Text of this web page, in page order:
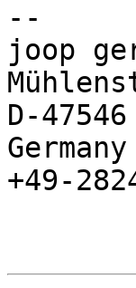
--
joop
D-
Germany
+49-